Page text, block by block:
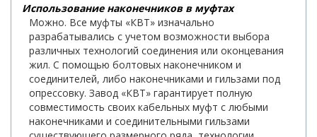
Использование наконечников в муфтах
Можно. Все муфты «КВТ» изначально
разрабатывались с учетом возможности выбора
различных технологий соединения или оконцевания
жил. С помощью болтовых наконечником и
соединителей, либо наконечниками и гильзами под
опрессовку. Завод «КВТ» гарантирует полную
совместимость своих кабельных муфт с любыми
наконечниками и соединительными гильзами